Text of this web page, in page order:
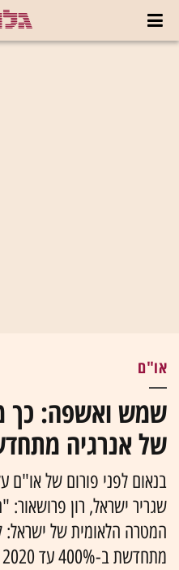
או"ם
שמש ואשפה: כך
של אנרגיה
בנאום לפני פורום של או"ם
שגריר ישראל, רון
המטרה הלאומית של ישראל:
מתחדשת ב-400% עד 2020